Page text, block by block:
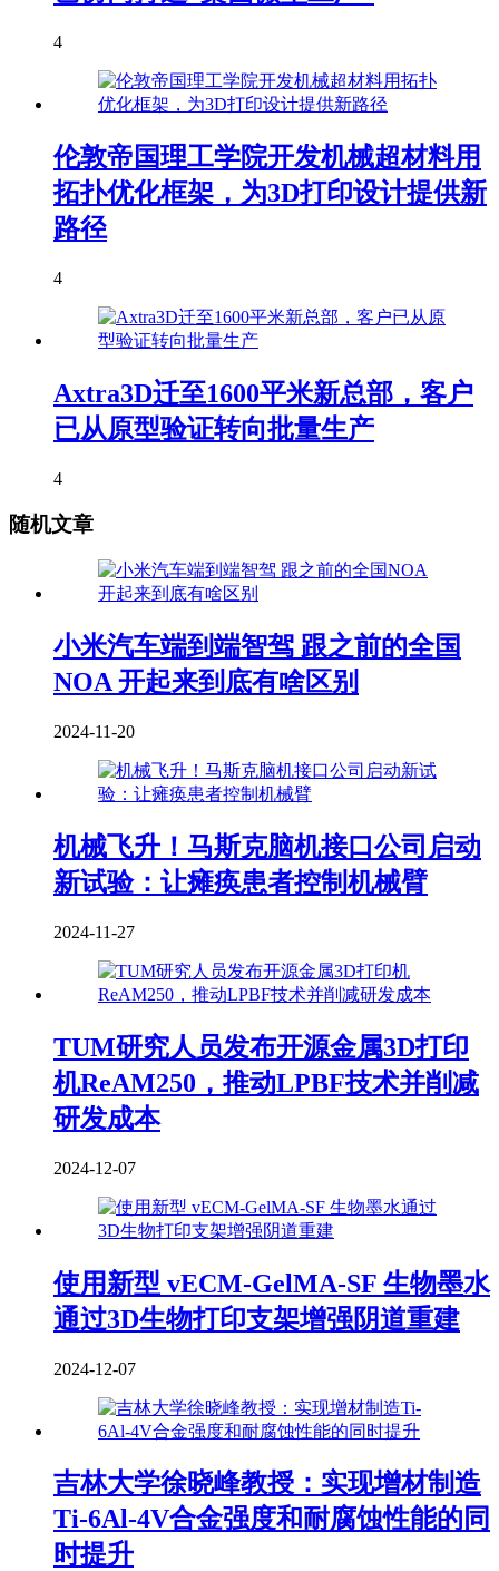
4
伦敦帝国理工学院开发机械超材料用
拓扑优化框架，为3D打印设计提供新
路径
4
Axtra3D迁至1600平米新总部，客户
已从原型验证转向批量生产
4
随机文章
小米汽车端到端智驾 跟之前的全国
NOA 开起来到底有啥区别
2024-11-20
机械飞升！马斯克脑机接口公司启动
新试验：让瘫痪患者控制机械臂
2024-11-27
TUM研究人员发布开源金属3D打印
机ReAM250，推动LPBF技术并削减
研发成本
2024-12-07
使用新型 vECM-GelMA-SF 生物墨水
通过3D生物打印支架增强阴道重建
2024-12-07
吉林大学徐晓峰教授：实现增材制造
Ti-6Al-4V合金强度和耐腐蚀性能的同
时提升